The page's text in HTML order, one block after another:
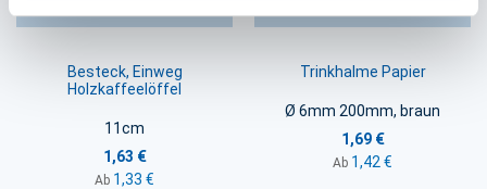
Besteck, Einweg
Holzkaffeelöffel
11cm
1,63 €
Ab 1,33 €
Trinkhalme Papier
Ø 6mm 200mm, braun
1,69 €
Ab 1,42 €